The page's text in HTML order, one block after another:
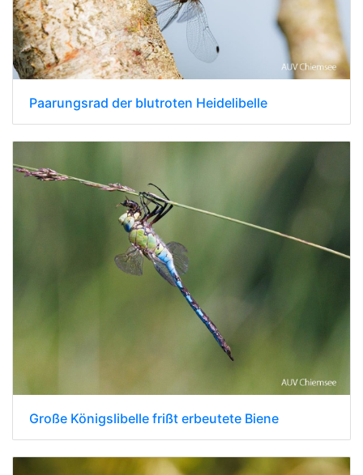
Paarungsrad der blutroten Heidelibelle
Große Königslibelle frißt erbeutete Biene